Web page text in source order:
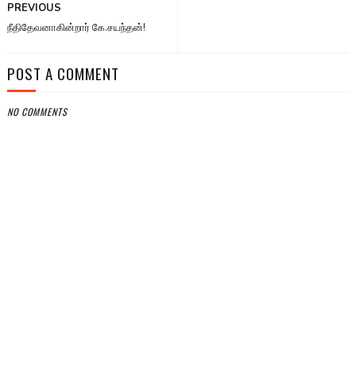
PREVIOUS
நீதிதேவனாகின்றார் கே.சயந்தன்!
POST A COMMENT
NO COMMENTS